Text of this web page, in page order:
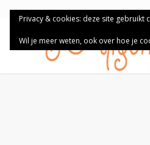
Privacy & cookies: deze site gebruikt
Wil je meer weten, ook over hoe je